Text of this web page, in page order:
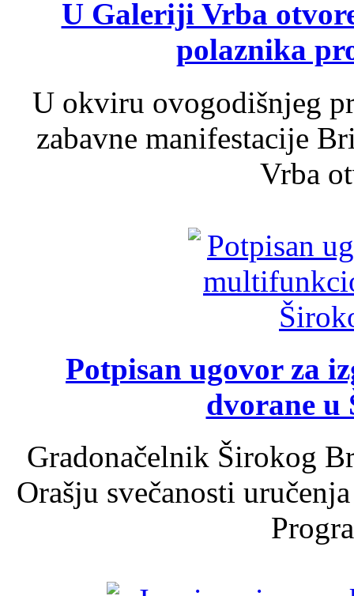
U Galeriji Vrba
polaznika
U okviru ovogodišnjeg
zabavne manifestacije
Vrba
Potpisan ugovor za
dvorane u
Gradonačelnik Širokog
Orašju svečanosti